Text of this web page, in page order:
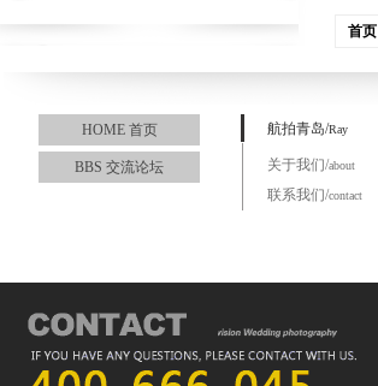
首页
HOME 首页
BBS 交流论坛
航拍青岛/Ray
关于我们/about
联系我们/contact